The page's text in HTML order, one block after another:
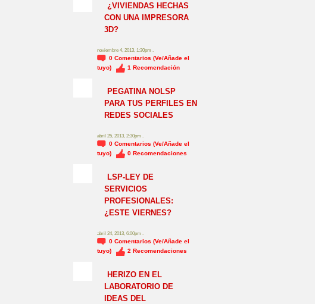
¿VIVIENDAS HECHAS
CON UNA IMPRESORA
3D?
noviembre 4, 2013, 1:30pm .
0 Comentarios (Ve/Añade el
tuyo)
1 Recomendación
PEGATINA NOLSP
PARA TUS PERFILES EN
REDES SOCIALES
abril 25, 2013, 2:30pm .
0 Comentarios (Ve/Añade el
tuyo)
0 Recomendaciones
LSP-LEY DE
SERVICIOS
PROFESIONALES:
¿ESTE VIERNES?
abril 24, 2013, 6:00pm .
0 Comentarios (Ve/Añade el
tuyo)
2 Recomendaciones
HERIZO EN EL
LABORATORIO DE
IDEAS DEL